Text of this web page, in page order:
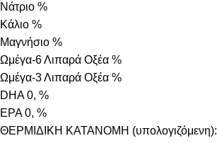
Νάτριο %
Κάλιο %
Μαγνήσιο %
Ωμέγα-6 Λιπαρά Οξέα %
Ωμέγα-3 Λιπαρά Οξέα %
DHA 0, %
EPA 0, %
ΘΕΡΜΙΔΙΚΗ ΚΑΤΑΝΟΜΗ (υπολογιζόμενη):